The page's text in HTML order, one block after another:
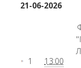
21-06-2026
1 13:00